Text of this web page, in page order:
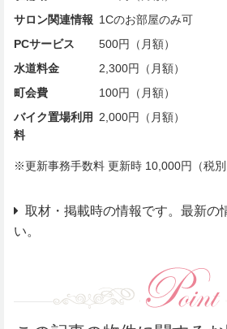
サロン関連情報 1Cのお部屋のみ可
PCサービス
500円（月額）
水道料金
2,300円（月額）
町会費
100円（月額）
バイク置場利用
料
2,000円（月額）
※更新事務手数料 更新時 10,000円（税別
取材・掲載時の情報です。最新の
い。